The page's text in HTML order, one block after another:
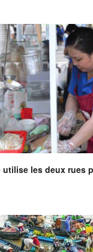
utilise les deux rues